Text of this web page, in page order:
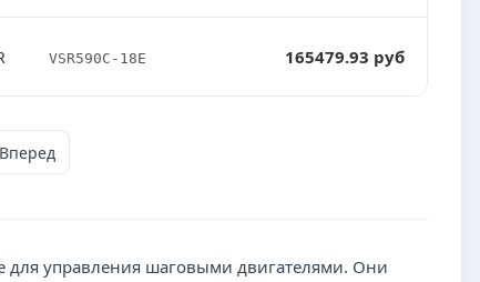
VSR590C-18E 165479.93 руб
Вперед
для управления шаговыми двигателями. Они